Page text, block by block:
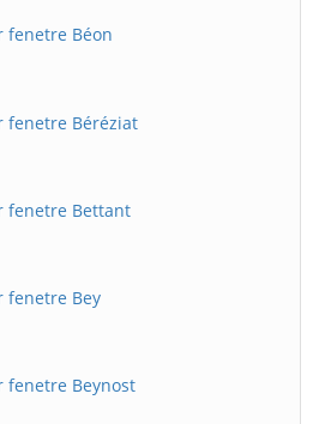
fenetre Béon
fenetre Béréziat
fenetre Bettant
fenetre Bey
fenetre Beynost